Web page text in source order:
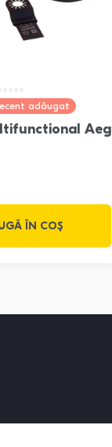
adăugat
Aeg
ÎN COȘ
18:00